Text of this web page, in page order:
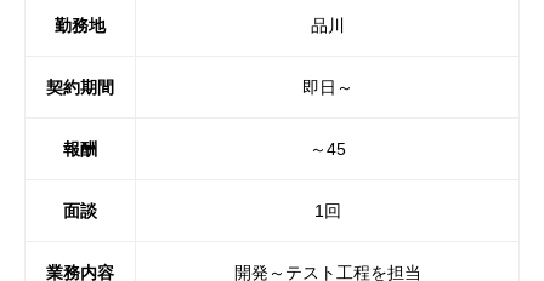
勤務地 品川
契約期間 即日～
報酬 ～45
面談 1回
業務内容 開発～テスト工程を担当